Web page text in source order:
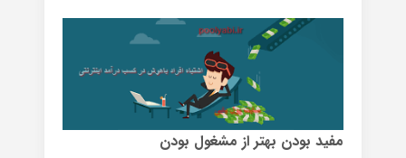
مفید بودن بهتر از مشغول بودن